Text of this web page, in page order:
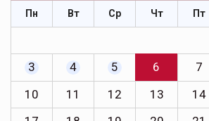
Пн Вт Ср Чт Пт
3
4 5 6 7
10
11 12 13 14